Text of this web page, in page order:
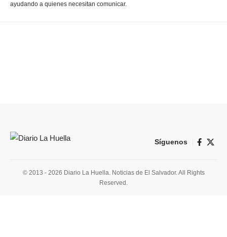
ayudando a quienes necesitan comunicar.
Síguenos
© 2013 - 2026 Diario La Huella. Noticias de El Salvador. All Rights
Reserved.